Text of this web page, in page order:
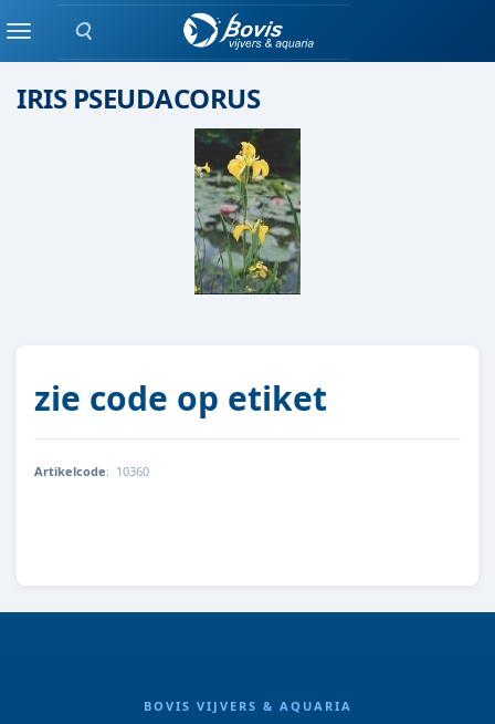
Zoeken
Menumoeras/waterplanten
IRIS PSEUDACORUS
zie code op etiket
Artikelcode: 10360
BOVIS VIJVERS & AQUARIA